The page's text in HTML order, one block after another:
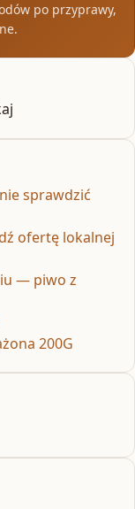
po przyprawy,
sprawdzić
ofertę lokalnej
— piwo z
200G